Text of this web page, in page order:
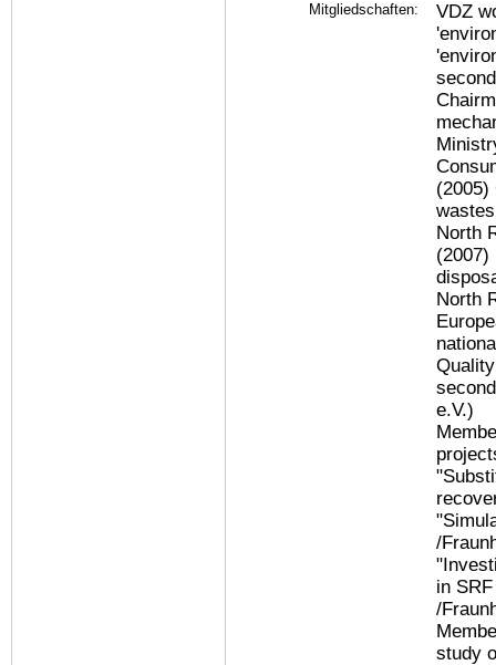
Mitgliedschaften:
VDZ
(2005)
North
(2007)
North
e.V.)
/
in
/
study